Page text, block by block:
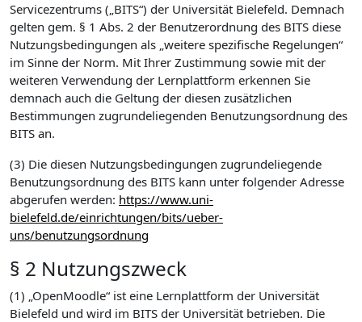
Servicezentrums („BITS“) der Universität Bielefeld. Demnach
gelten gem. § 1 Abs. 2 der Benutzerordnung des BITS diese
Nutzungsbedingungen als „weitere spezifische Regelungen“
im Sinne der Norm. Mit Ihrer Zustimmung sowie mit der
weiteren Verwendung der Lernplattform erkennen Sie
demnach auch die Geltung der diesen zusätzlichen
Bestimmungen zugrundeliegenden Benutzungsordnung des
BITS an.
(3) Die diesen Nutzungsbedingungen zugrundeliegende
Benutzungsordnung des BITS kann unter folgender Adresse
abgerufen werden: https://www.uni-
bielefeld.de/einrichtungen/bits/ueber-
uns/benutzungsordnung
§ 2 Nutzungszweck
(1) „OpenMoodle“ ist eine Lernplattform der Universität
Bielefeld und wird im BITS der Universität betrieben. Die